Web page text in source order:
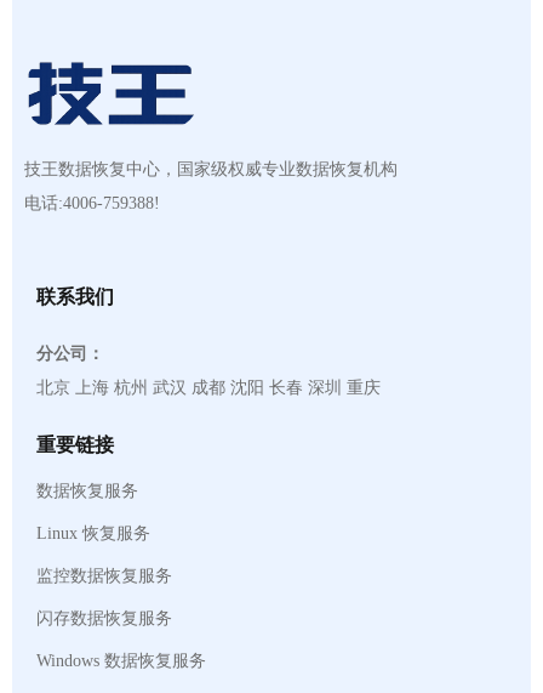
技王数据恢复中心，国家级权威专业数据恢复机构
电话:4006-759388!
联系我们
分公司：
北京 上海 杭州 武汉 成都 沈阳 长春 深圳 重庆
重要链接
数据恢复服务
Linux 恢复服务
监控数据恢复服务
闪存数据恢复服务
Windows 数据恢复服务